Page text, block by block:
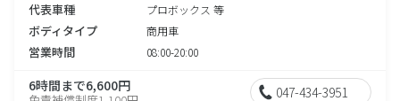
代表車種 プロボックス 等
ボディタイプ 商用車
営業時間 08:00-20:00
6時間まで6,600円 047-434-3951